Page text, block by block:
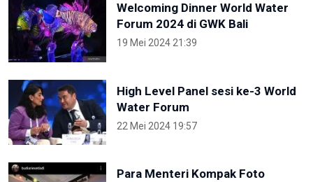
Welcoming Dinner World Water
Forum 2024 di GWK Bali
19 Mei 2024 21:39
High Level Panel sesi ke-3 World
Water Forum
22 Mei 2024 19:57
Para Menteri Kompak Foto